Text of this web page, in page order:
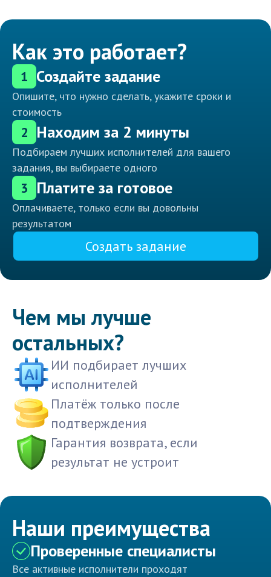
Как это работает?
1 Создайте задание
Опишите, что нужно сделать, укажите сроки и
стоимость
2 Находим за 2 минуты
Подбираем лучших исполнителей для вашего
задания, вы выбираете одного
3 Платите за готовое
Оплачиваете, только если вы довольны
результатом
Создать задание
Чем мы лучше
остальных?
ИИ подбирает лучших
исполнителей
Платёж только после
подтверждения
Гарантия возврата, если
результат не устроит
Наши преимущества
Проверенные специалисты
Все активные исполнители проходят